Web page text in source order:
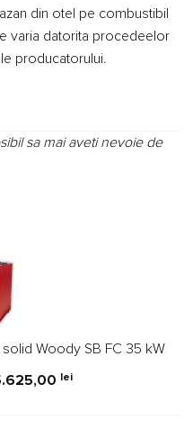
din otel pe combustibil
varia datorita procedeelor
producatorului.
sa mai aveti nevoie de
Woody SB FC 35 kW
lei